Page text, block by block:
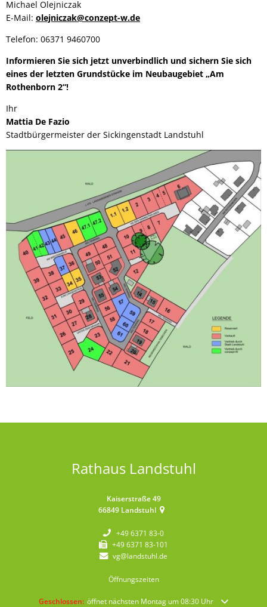
Michael Olejniczak
E-Mail: olejniczak@conzept-w.de
Telefon: 06371 9460700
Informieren Sie sich jetzt unverbindlich und sichern Sie sich
eines der letzten Grundstücke im Neubaugebiet „Am
Rothenborn 2“!
Ihr
Mattia De Fazio
Stadtbürgermeister der Sickingenstadt Landstuhl
Rathaus Landstuhl
Kaiserstraße 49
66849 Landstuhl
+49 6371 83-0
+49 6371 83-101
vg@landstuhl.de
Öffnungszeiten
Klicken, um weitere Öffnungs- oder Schließzeiten auszublenden
Geschlossen: öffnet nächsten Montag um 08:30 Uhr